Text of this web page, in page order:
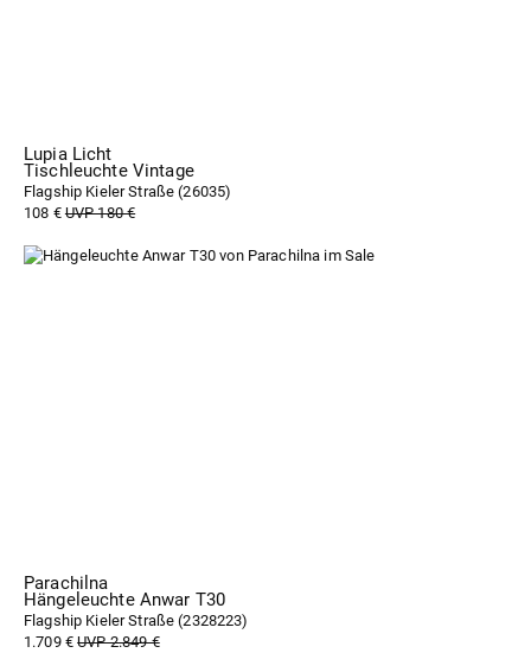
Lupia Licht
Tischleuchte Vintage
Flagship Kieler Straße (26035)
108 €UVP 180 €
Parachilna
Hängeleuchte Anwar T30
Flagship Kieler Straße (2328223)
1.709 €UVP 2.849 €